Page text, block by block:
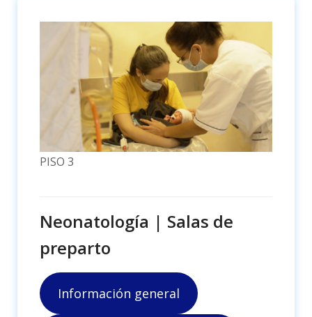
PISO 3
Neonatología | Salas de
preparto
Información general